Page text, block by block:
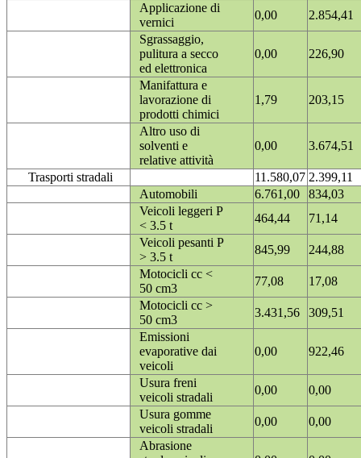
Applicazione di
vernici
0,00
2.854,41
Sgrassaggio,
pulitura a secco
ed elettronica
0,00 226,90
Manifattura e
lavorazione di
prodotti chimici
1,79 203,15
Altro uso di
solventi e
relative attività
0,00 3.674,51
Trasporti stradali 11.580,07 2.399,11
Automobili
6.761,00
834,03
Veicoli leggeri P
< 3.5 t
464,44
71,14
Veicoli pesanti P
> 3.5 t
845,99
244,88
Motocicli cc <
50 cm3
77,08
17,08
Motocicli cc >
50 cm3
3.431,56
309,51
Emissioni
evaporative dai
veicoli
0,00 922,46
Usura freni
veicoli stradali
0,00
0,00
Usura gomme
veicoli stradali
0,00
0,00
Abrasione